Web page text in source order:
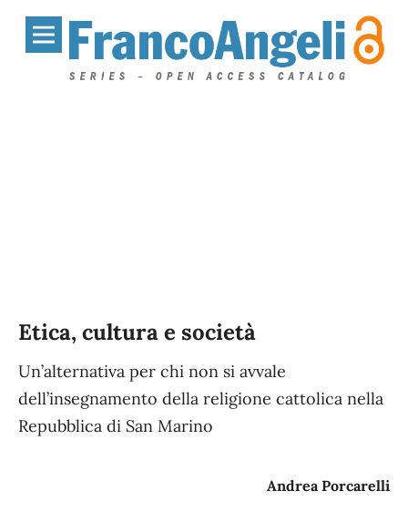
Etica, cultura e società
Un’alternativa per chi non si avvale
dell’insegnamento della religione cattolica nella
Repubblica di San Marino
Andrea Porcarelli